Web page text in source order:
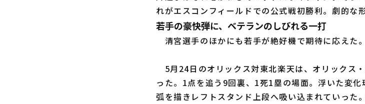
れがエスコンフィールドでの公式戦初勝利。劇的な
若手の豪快弾に、ベテランのしびれる一打
清宮選手のほかにも若手が絶好機で期待に応えた。
5月24日のオリックス対東北楽天は、オリックス
った。1点を追う9回裏、1死1塁の場面。浮いた変
弧を描きレフトスタンド上段へ吸い込まれていった